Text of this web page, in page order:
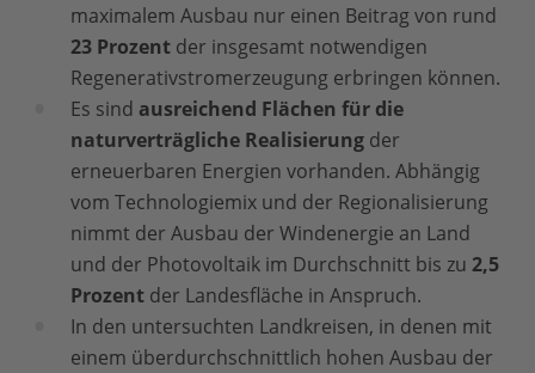
maximalem Ausbau nur einen Beitrag von rund
23 Prozent der insgesamt notwendigen
Regenerativstromerzeugung erbringen können.
Es sind ausreichend Flächen für die
naturverträgliche Realisierung der
erneuerbaren Energien vorhanden. Abhängig
vom Technologiemix und der Regionalisierung
nimmt der Ausbau der Windenergie an Land
und der Photovoltaik im Durchschnitt bis zu 2,5
Prozent der Landesfläche in Anspruch.
In den untersuchten Landkreisen, in denen mit
einem überdurchschnittlich hohen Ausbau der